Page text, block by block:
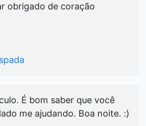
obrigado de coração
É bom saber que você
me ajudando. Boa noite. :)